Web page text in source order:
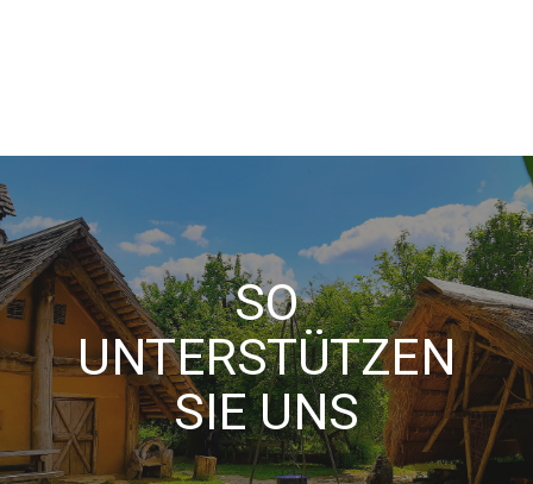
SO
UNTERSTÜTZEN
SIE UNS